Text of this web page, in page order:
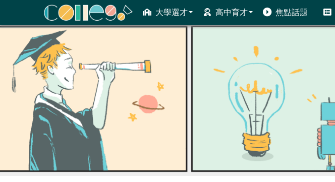
大學選才 高中育才 焦點話題
ColleGo! 大學選才與高中育才輔助系統